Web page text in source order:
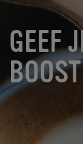
GEEF